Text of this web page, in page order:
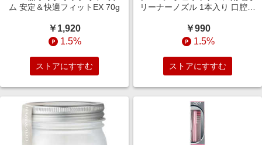
ム 安定＆快適フィットEX 70g
￥1,920
1.5%
ストアにすすむ
リーナーノズル 1本入り 口腔洗
￥990
1.5%
ストアにすすむ